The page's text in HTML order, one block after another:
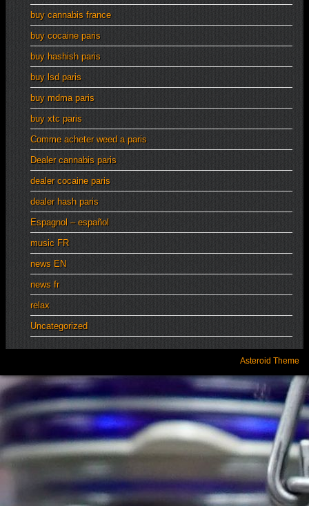
buy cannabis france
buy cocaine paris
buy hashish paris
buy lsd paris
buy mdma paris
buy xtc paris
Comme acheter weed a paris
Dealer cannabis paris
dealer cocaine paris
dealer hash paris
Espagnol – español
music FR
news EN
news fr
relax
Uncategorized
Asteroid Theme